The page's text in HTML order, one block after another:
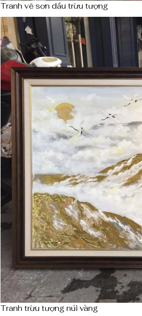
Tranh vẽ sơn dầu trừu tượng
Tranh trừu tượng núi vàng